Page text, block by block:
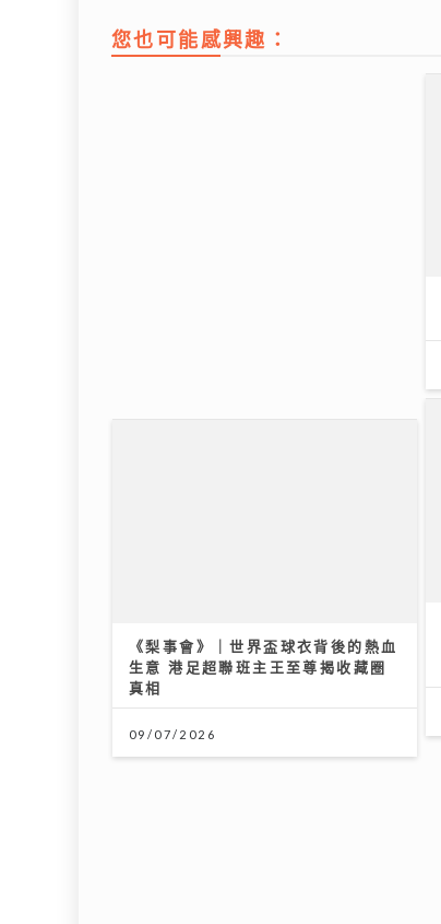
您也可能感興趣：
《梨事會》｜世界盃球衣背後的熱血
生意 港足超聯班主王至尊揭收藏圈
真相
09/07/2026